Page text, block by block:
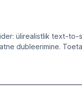
ülirealistlik text-
dubleerimine.